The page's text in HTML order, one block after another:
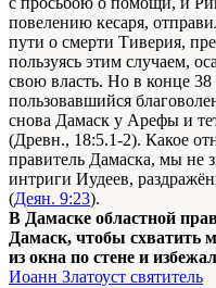
повелению кесаря,
пути о смерти Тиверия,
пользуясь этим случаем,
свою власть. Но в конце
пользовавшийся
снова Дамаск у Арефы и
(Древн., 18:5.1-2). Какое
правитель Дамаска, мы не
интриги Иудеев,
(Деян. 9:23).
В Дамаске областной
Дамаск, чтобы схватить
из окна по стене и
Иоанн Златоуст святитель